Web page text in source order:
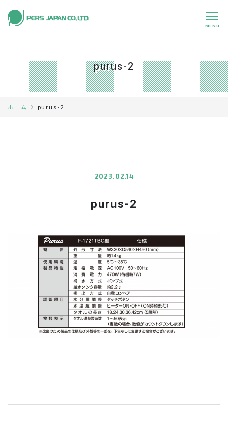
MENU
私たちの特長 About Us
事業内容 Business
0120-891-224
purus-2
ホーム purus-2
2023.02.14
purus-2